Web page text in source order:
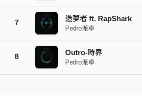
7 造夢者 ft. RapShark
Pedro派卓
8 Outro-時界
Pedro派卓